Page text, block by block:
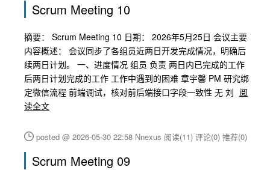
Scrum Meeting 10
摘要： Scrum Meeting 10 日期： 2026年5月25日 会议主要
内容概述： 会议同步了各组员近两日开发完成情况，明确后
续两日计划。 一、进度情况 组员 负责 两日内已完成的工作
后两日计划完成的工作 工作中遇到的困难 章宇馨 PM 研究绑
定微信流程 前端调试，核对前后端接口字段一致性 无 刘 阅
读全文
posted @ 2026-05-30 22:58 Nnexus 阅读(11) 评论(0) 推荐(0)
Scrum Meeting 09